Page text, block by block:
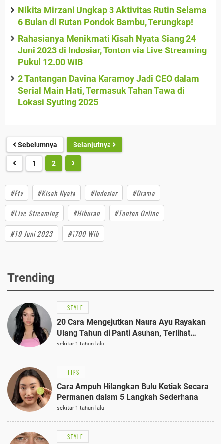
Nikita Mirzani Ungkap 3 Aktivitas Rutin Selama
6 Bulan di Rutan Pondok Bambu, Terungkap!
Rahasianya Menikmati Kisah Nyata Siang 24
Juni 2023 di Indosiar, Tonton via Live Streaming
Pukul 12.00 WIB
2 Tantangan Davina Karamoy Jadi CEO dalam
Serial Main Hati, Termasuk Tahan Tawa di
Lokasi Syuting 2025
Sebelumnya Selanjutnya
1 2
#Ftv #Kisah Nyata #Indosiar
#Drama
#Live Streaming
#Hiburan
#Tonton Online
#19 Juni 2023
#1700 Wib
Trending
STYLE
20 Cara Mengejutkan Naura Ayu Rayakan
Ulang Tahun di Panti Asuhan, Terlihat
Anggun dengan Kaftan Cokelat
sekitar 1 tahun lalu
TIPS
Cara Ampuh Hilangkan Bulu Ketiak Secara
Permanen dalam 5 Langkah Sederhana
sekitar 1 tahun lalu
STYLE